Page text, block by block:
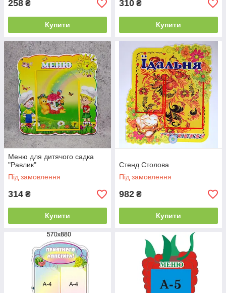
258 ₴
Купити
310 ₴
Купити
Меню для дитячого садка
"Равлик"
Під замовлення
314 ₴
Купити
Стенд Столова
Під замовлення
982 ₴
Купити